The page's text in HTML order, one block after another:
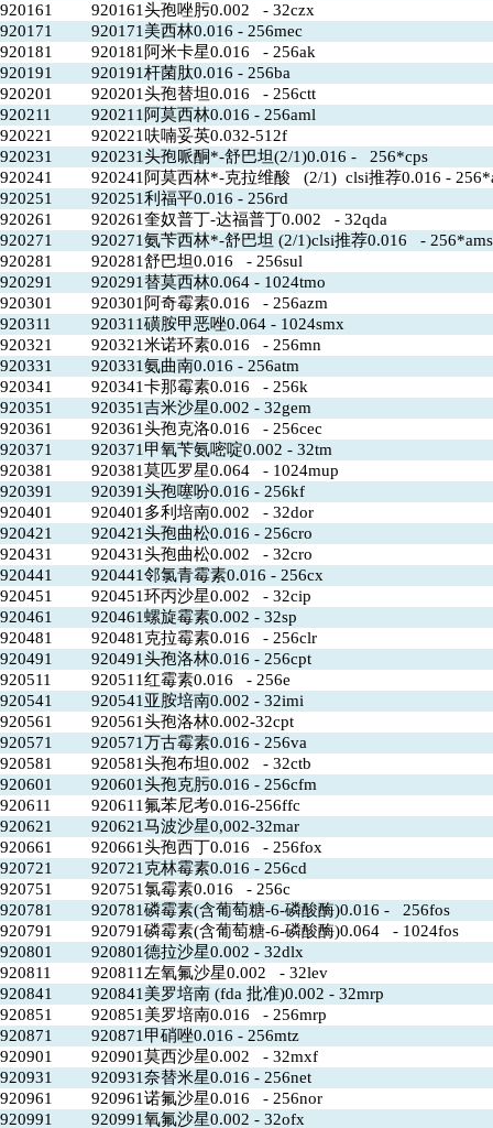
920161
920161头孢唑肟0.002 - 32czx
920171
920171美西林0.016 - 256mec
920181
920181阿米卡星0.016 - 256ak
920191
920191杆菌肽0.016 - 256ba
920201
920201头孢替坦0.016 - 256ctt
920211
920211阿莫西林0.016 - 256aml
920221
920221呋喃妥英0.032-512f
920231
920231头孢哌酮*-舒巴坦(2/1)0.016 - 256*cps
920241
920241阿莫西林*-克拉维酸 (2/1) clsi推荐0.016 -
920251
920251利福平0.016 - 256rd
920261
920261奎奴普丁-达福普丁0.002 - 32qda
920271
920271氨苄西林*-舒巴坦 (2/1)clsi推荐0.016 - 256*ams
920281
920281舒巴坦0.016 - 256sul
920291
920291替莫西林0.064 - 1024tmo
920301
920301阿奇霉素0.016 - 256azm
920311
920311磺胺甲恶唑0.064 - 1024smx
920321
920321米诺环素0.016 - 256mn
920331
920331氨曲南0.016 - 256atm
920341
920341卡那霉素0.016 - 256k
920351
920351吉米沙星0.002 - 32gem
920361
920361头孢克洛0.016 - 256cec
920371
920371甲氧苄氨嘧啶0.002 - 32tm
920381
920381莫匹罗星0.064 - 1024mup
920391
920391头孢噻吩0.016 - 256kf
920401
920401多利培南0.002 - 32dor
920421
920421头孢曲松0.016 - 256cro
920431
920431头孢曲松0.002 - 32cro
920441
920441邻氯青霉素0.016 - 256cx
920451
920451环丙沙星0.002 - 32cip
920461
920461螺旋霉素0.002 - 32sp
920481
920481克拉霉素0.016 - 256clr
920491
920491头孢洛林0.016 - 256cpt
920511
920511红霉素0.016 - 256e
920541
920541亚胺培南0.002 - 32imi
920561
920561头孢洛林0.002-32cpt
920571
920571万古霉素0.016 - 256va
920581
920581头孢布坦0.002 - 32ctb
920601
920601头孢克肟0.016 - 256cfm
920611
920611氟苯尼考0.016-256ffc
920621
920621马波沙星0,002-32mar
920661
920661头孢西丁0.016 - 256fox
920721
920721克林霉素0.016 - 256cd
920751
920751氯霉素0.016 - 256c
920781
920781磷霉素(含葡萄糖-6-磷酸酶)0.016 - 256fos
920791
920791磷霉素(含葡萄糖-6-磷酸酶)0.064 - 1024fos
920801
920801德拉沙星0.002 - 32dlx
920811
920811左氧氟沙星0.002 - 32lev
920841
920841美罗培南 (fda 批准)0.002 - 32mrp
920851
920851美罗培南0.016 - 256mrp
920871
920871甲硝唑0.016 - 256mtz
920901
920901莫西沙星0.002 - 32mxf
920931
920931奈替米星0.016 - 256net
920961
920961诺氟沙星0.016 - 256nor
920991
920991氧氟沙星0.002 - 32ofx